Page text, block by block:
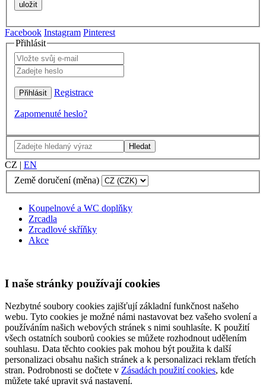
Facebook Instagram Pinterest
Přihlásit
Registrace
Zapomenuté heslo?
Hledat
CZ | EN
Země doručení (měna)
Koupelnové a WC doplňky
Zrcadla
Zrcadlové skříňky
Akce
I naše stránky používají cookies
Nezbytné soubory cookies zajišťují základní funkčnost našeho
webu. Tyto cookies je možné námi nastavovat bez vašeho svolení a
používáním našich webových stránek s nimi souhlasíte. K použití
všech ostatních souborů cookies se můžete rozhodnout udělením
souhlasu. Data těchto cookies pak mohou být použita k další
personalizaci obsahu našich stránek a k personalizaci reklam třetích
stran. Podrobnosti se dočtete v Zásadách použití cookies, kde
můžete také upravit svá nastavení.